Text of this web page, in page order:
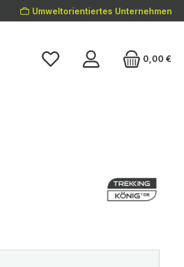
Umweltorientiertes Unternehmen
0,00 €